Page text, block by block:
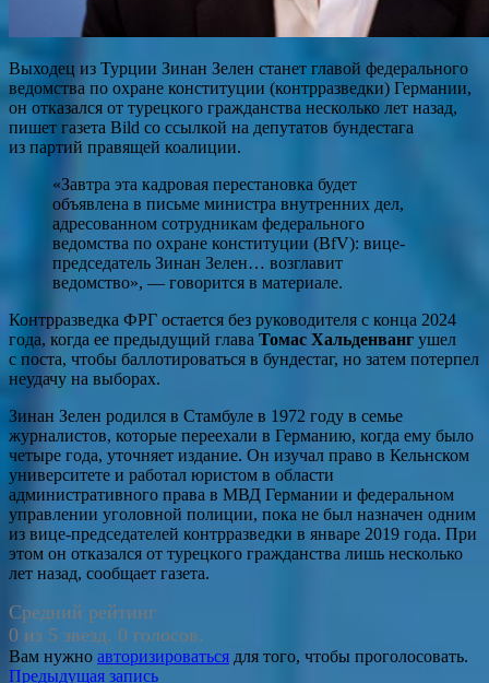
Выходец из Турции Зинан Зелен станет главой федерального
ведомства по охране конституции (контрразведки) Германии,
он отказался от турецкого гражданства несколько лет назад,
пишет газета Bild со ссылкой на депутатов бундестага
из партий правящей коалиции.
«Завтра эта кадровая перестановка будет
объявлена в письме министра внутренних дел,
адресованном сотрудникам федерального
ведомства по охране конституции (BfV): вице-
председатель Зинан Зелен… возглавит
ведомство», — говорится в материале.
Контрразведка ФРГ остается без руководителя с конца 2024
года, когда ее предыдущий глава Томас Хальденванг ушел
с поста, чтобы баллотироваться в бундестаг, но затем потерпел
неудачу на выборах.
Зинан Зелен родился в Стамбуле в 1972 году в семье
журналистов, которые переехали в Германию, когда ему было
четыре года, уточняет издание. Он изучал право в Кельнском
университете и работал юристом в области
административного права в МВД Германии и федеральном
управлении уголовной полиции, пока не был назначен одним
из вице-председателей контрразведки в январе 2019 года. При
этом он отказался от турецкого гражданства лишь несколько
лет назад, сообщает газета.
Средний рейтинг
0 из 5 звезд. 0 голосов.
Вам нужно авторизироваться для того, чтобы проголосовать.
Предыдущая запись